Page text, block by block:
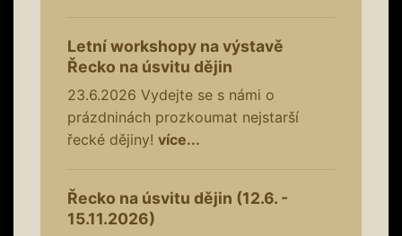
Letní workshopy na výstavě
Řecko na úsvitu dějin
23.6.2026 Vydejte se s námi o
prázdninách prozkoumat nejstarší
řecké dějiny! více...
Řecko na úsvitu dějin (12.6. -
15.11.2026)